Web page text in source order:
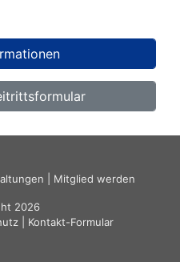
Mitglied werden
2026
Kontakt-Formular